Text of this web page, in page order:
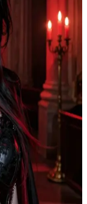
hånar dig som
lugn hon känner
förvandlas till en
hon kommer att bli